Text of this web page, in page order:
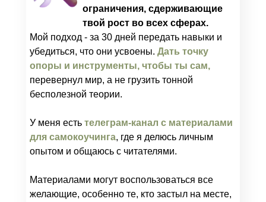
ограничения, сдерживающие
твой рост во всех сферах.
Мой подход - за 30 дней передать навыки и
убедиться, что они усвоены. Дать точку
опоры и инструменты, чтобы ты сам,
перевернул мир, а не грузить тонной
бесполезной теории.
У меня есть телеграм-канал с материалами
для самокоучинга, где я делюсь личным
опытом и общаюсь с читателями.
Материалами могут воспользоваться все
желающие, особенно те, кто застыл на месте,